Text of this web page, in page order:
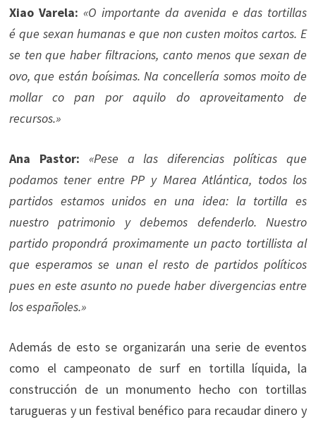
Xiao Varela: «O importante da avenida e das tortillas
é que sexan humanas e que non custen moitos cartos. E
se ten que haber filtracions, canto menos que sexan de
ovo, que están boísimas. Na concellería somos moito de
mollar co pan por aquilo do aproveitamento de
recursos.»
Ana Pastor:
«Pese a las diferencias políticas que
podamos tener entre PP y Marea Atlántica, todos los
partidos estamos unidos en una idea: la tortilla es
nuestro patrimonio y debemos defenderlo. Nuestro
partido propondrá proximamente un pacto tortillista al
que esperamos se unan el resto de partidos políticos
pues en este asunto no puede haber divergencias entre
los españoles.»
Además de esto se organizarán una serie de eventos
como el campeonato de surf en tortilla líquida, la
construcción de un monumento hecho con tortillas
tarugueras y un festival benéfico para recaudar dinero y